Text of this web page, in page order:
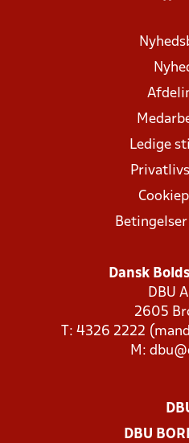
Ledige
Dansk
DBU
2605
T: 4326 2222
M:
DBU